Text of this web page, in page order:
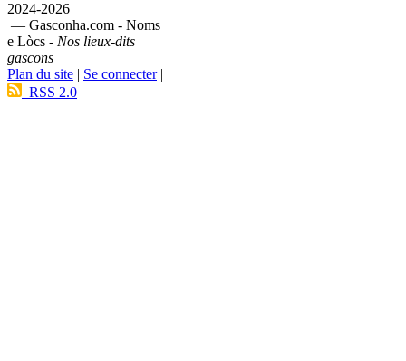
2024-2026
— Gasconha.com - Noms
e Lòcs - Nos lieux-dits
gascons
Plan du site | Se connecter|
RSS 2.0